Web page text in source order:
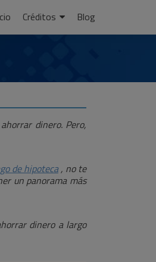
Créditos Blog
dinero. Pero,
de hipoteca, no te
un panorama más
dinero a largo